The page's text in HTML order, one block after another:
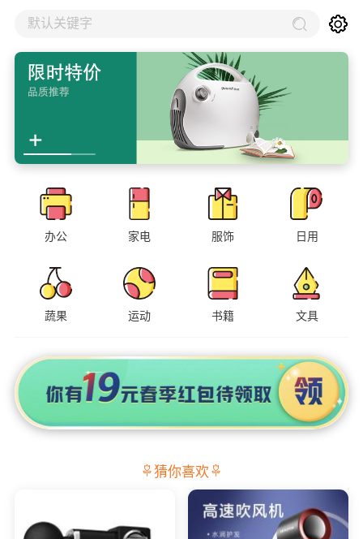
默认关键字
办公 家电 服饰 日用
蔬果 运动 书籍 文具
猜你喜欢